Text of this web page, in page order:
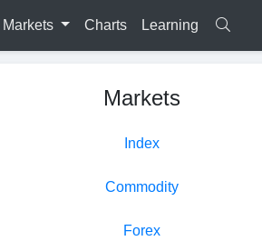
Markets Charts Learning
Markets
Index
Commodity
Forex